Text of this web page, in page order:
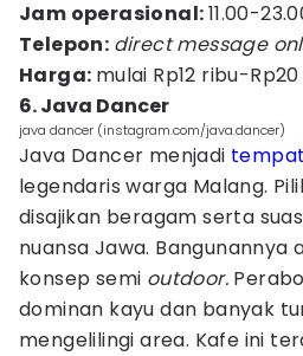
Jam operasional:11.00-
Telepon: direct message
Harga: mulai Rp12 ribu-
6. Java Dancer
java dancer (instagram.com/java.dancer)
Java Dancer menjadi
legendaris warga Malang.
disajikan beragam serta
nuansa Jawa. Bangunannya
konsep semi outdoor.
dominan kayu dan banyak
mengelilingi area. Kafe ini